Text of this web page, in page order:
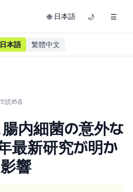
🌐 日本語 🌙 ☰
日本語 繁體中文
読める
内細菌の意外な
最新研究が明か
響